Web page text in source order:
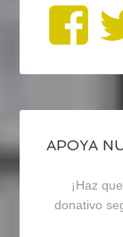
APOYA
¡Haz
donativo